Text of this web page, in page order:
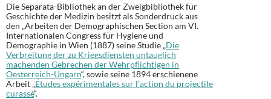
Die Separata-Bibliothek an der Zweigbibliothek für
Geschichte der Medizin besitzt als Sonderdruck aus
den „Arbeiten der Demographischen Section am VI.
Internationalen Congress für Hygiene und
Demographie in Wien (1887) seine Studie „Die
Verbreitung der zu Kriegsdiensten untauglich
machenden Gebrechen der Wehrpflichtigen in
Oesterreich-Ungarn“, sowie seine 1894 erschienene
Arbeit „Études expérimentales sur l’action du projectile
curassé“.